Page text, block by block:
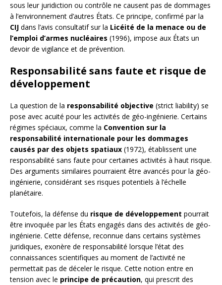
sous leur juridiction ou contrôle ne causent pas de dommages
à l’environnement d’autres États. Ce principe, confirmé par la
CIJ dans l’avis consultatif sur la Licéité de la menace ou de
l’emploi d’armes nucléaires (1996), impose aux États un
devoir de vigilance et de prévention.
Responsabilité sans faute et risque de
développement
La question de la responsabilité objective (strict liability) se
pose avec acuité pour les activités de géo-ingénierie. Certains
régimes spéciaux, comme la Convention sur la
responsabilité internationale pour les dommages
causés par des objets spatiaux (1972), établissent une
responsabilité sans faute pour certaines activités à haut risque.
Des arguments similaires pourraient être avancés pour la géo-
ingénierie, considérant ses risques potentiels à l’échelle
planétaire.
Toutefois, la défense du risque de développement pourrait
être invoquée par les États engagés dans des activités de géo-
ingénierie. Cette défense, reconnue dans certains systèmes
juridiques, exonère de responsabilité lorsque l’état des
connaissances scientifiques au moment de l’activité ne
permettait pas de déceler le risque. Cette notion entre en
tension avec le principe de précaution, qui prescrit des